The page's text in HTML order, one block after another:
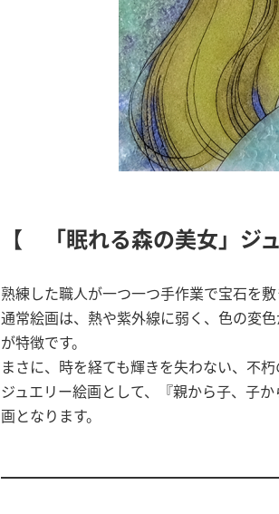
【 「眠れる森の美女」ジ
熟練した職人が一つ一つ手作業で宝石を敷
通常絵画は、熱や紫外線に弱く、色の変
が特徴です。
まさに、時を経ても輝きを失わない、不
ジュエリー絵画として、『親から子、子
画となります。